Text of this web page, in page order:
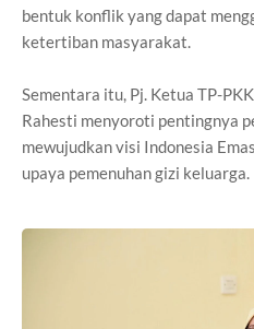
bentuk konflik yang dapat
ketertiban masyarakat.
Sementara itu, Pj. Ketua TP-
Rahesti menyoroti pentingnya
mewujudkan visi Indonesia
upaya pemenuhan gizi keluarga.